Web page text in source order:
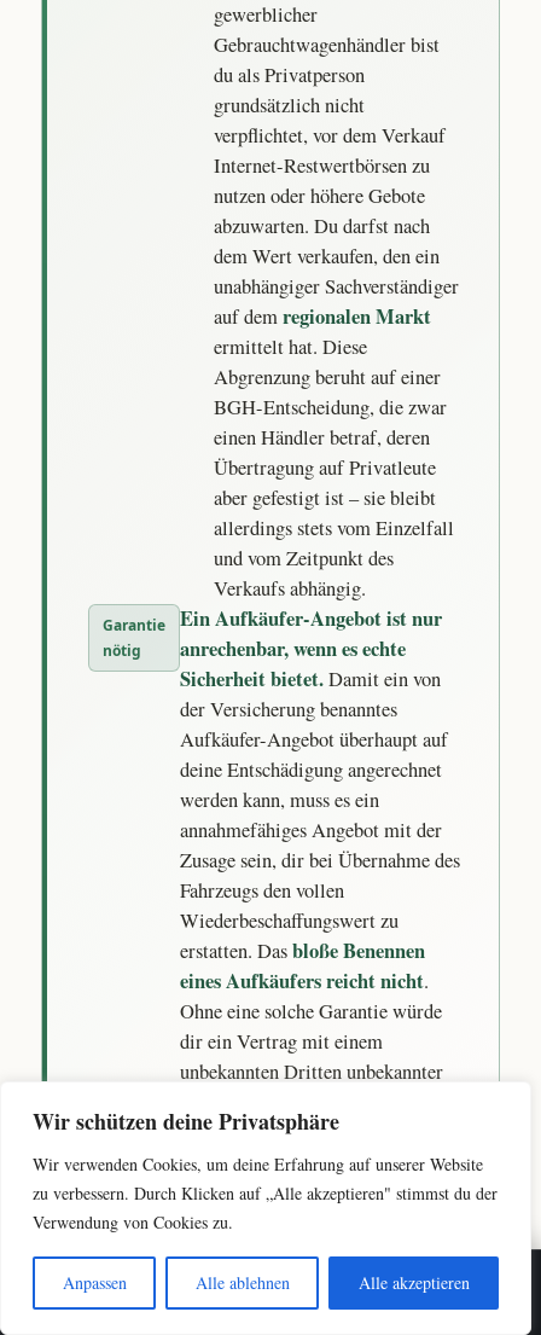
Wir schützen deine Privatsphäre
Wir verwenden Cookies, um deine Erfahrung auf unserer Website
zu verbessern. Durch Klicken auf „Alle akzeptieren" stimmst du der
Verwendung von Cookies zu.
Anpassen Alle ablehnen Alle akzeptieren
gewerblicher
Gebrauchtwagenhändler bist
du als Privatperson
grundsätzlich nicht
verpflichtet, vor dem Verkauf
Internet-Restwertbörsen zu
nutzen oder höhere Gebote
abzuwarten. Du darfst nach
dem Wert verkaufen, den ein
unabhängiger Sachverständiger
auf demregionalen Markt
ermittelt hat. Diese
Abgrenzung beruht auf einer
BGH-Entscheidung, die zwar
einen Händler betraf, deren
Übertragung auf Privatleute
aber gefestigt ist – sie bleibt
allerdings stets vom Einzelfall
und vom Zeitpunkt des
Verkaufs abhängig.
Garantie
nötig
Ein Aufkäufer-Angebot ist nur
anrechenbar, wenn es echte
Sicherheit bietet.Damit ein von
der Versicherung benanntes
Aufkäufer-Angebot überhaupt auf
deine Entschädigung angerechnet
werden kann, muss es ein
annahmefähiges Angebot mit der
Zusage sein, dir bei Übernahme des
Fahrzeugs den vollen
Wiederbeschaffungswert zu
erstatten. Dasbloße Benennen
eines Aufkäufers reicht nicht.
Ohne eine solche Garantie würde
dir ein Vertrag mit einem
unbekannten Dritten unbekannter
musst du nicht hinnehmen.
Wie das mit der Berechnung deiner Auszahlung
zusammenhängt, erklärt der RatgeberRestwert zu
niedrig – was du tun kannst, und ob und wann du
☎ Anrufen Restwert prüfen